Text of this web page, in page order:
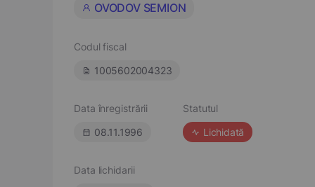
OVODOV SEMION
Codul fiscal
1005602004323
Data înregistrării
08.11.1996
Statutul
Lichidată
Data lichidarii